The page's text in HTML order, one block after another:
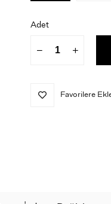
Adet
Favorilere